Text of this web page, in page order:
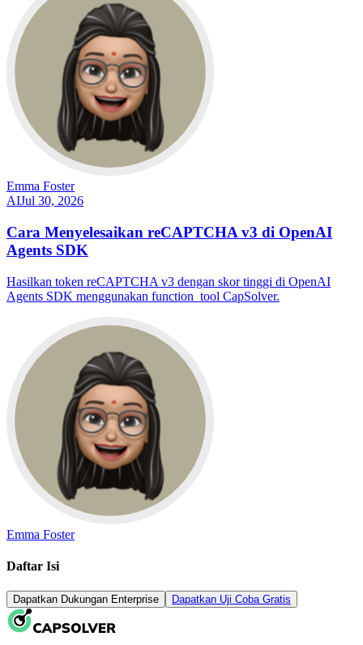
Emma Foster
AIJul 30, 2026
Cara Menyelesaikan reCAPTCHA v3 di OpenAI
Agents SDK
Hasilkan token reCAPTCHA v3 dengan skor tinggi di OpenAI
Agents SDK menggunakan function_tool CapSolver.
Emma Foster
Daftar Isi
Dapatkan Dukungan Enterprise Dapatkan Uji Coba Gratis